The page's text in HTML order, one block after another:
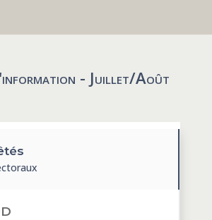
- Juillet/Août